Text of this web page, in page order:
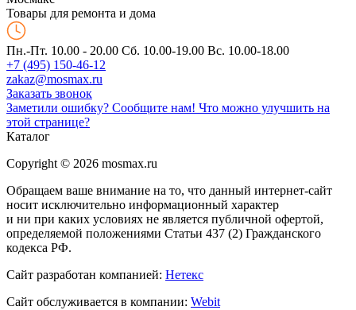
Товары для ремонта и дома
Пн.-Пт. 10.00 - 20.00 Сб. 10.00-19.00 Вс. 10.00-18.00
+7 (495) 150-46-12
zakaz@mosmax.ru
Заказать звонок
Заметили ошибку? Сообщите нам! Что можно улучшить на
этой странице?
Каталог
Copyright © 2026 mosmax.ru
Обращаем ваше внимание на то, что данный интернет-сайт
носит исключительно информационный характер
и ни при каких условиях не является публичной офертой,
определяемой положениями Статьи 437 (2) Гражданского
кодекса РФ.
Сайт разработан компанией: Нетекс
Сайт обслуживается в компании: Webit